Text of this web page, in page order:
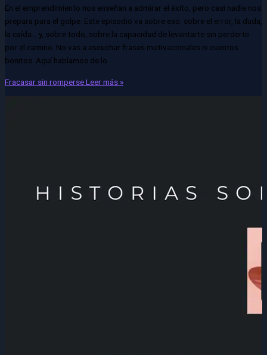
En el emprendimiento nos enseñan a admirar el éxito, pero casi nadie nos
prepara para el golpe. Este episodio va sobre eso: sobre el error, la duda,
la caída… y, sobre todo, sobre la capacidad de levantarte sin perderte
por el camino. No vas a escuchar frases motivacionales ni cuentos
bonitos. Aquí hablamos de lo
Fracasar sin romperseLeer más »